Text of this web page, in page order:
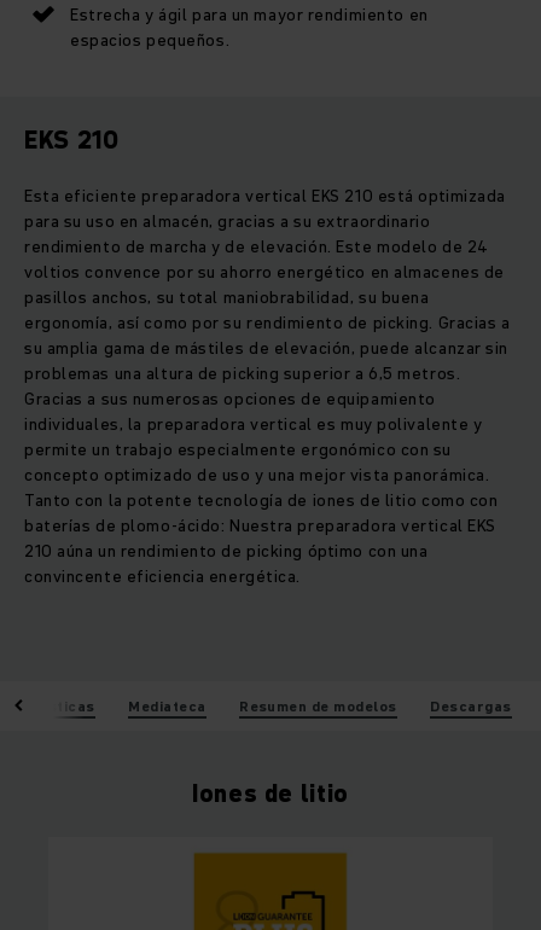
Estrecha y ágil para un mayor rendimiento en
espacios pequeños.
EKS 210
Esta eficiente preparadora vertical EKS 210 está optimizada
para su uso en almacén, gracias a su extraordinario
rendimiento de marcha y de elevación. Este modelo de 24
voltios convence por su ahorro energético en almacenes de
pasillos anchos, su total maniobrabilidad, su buena
ergonomía, así como por su rendimiento de picking. Gracias a
su amplia gama de mástiles de elevación, puede alcanzar sin
problemas una altura de picking superior a 6,5 metros.
Gracias a sus numerosas opciones de equipamiento
individuales, la preparadora vertical es muy polivalente y
permite un trabajo especialmente ergonómico con su
concepto optimizado de uso y una mejor vista panorámica.
Tanto con la potente tecnología de iones de litio como con
baterías de plomo-ácido: Nuestra preparadora vertical EKS
210 aúna un rendimiento de picking óptimo con una
convincente eficiencia energética.
Mediateca Resumen de modelos Descargas
Iones de litio